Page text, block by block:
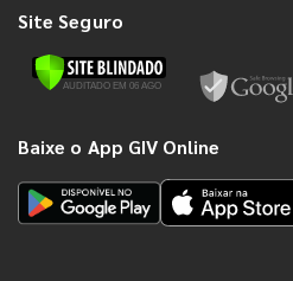
Site Seguro
Baixe o App GIV Online